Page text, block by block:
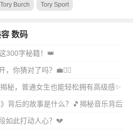
Tory Burch Tory Sport
数码
300字秘籍！👑
，你猜对了吗？💼🕵️‍♂️
秘，普通女生也能轻松拥有高级感✨
背后的故事是什么？🎵揭秘音乐背后
如此打动人心？💔